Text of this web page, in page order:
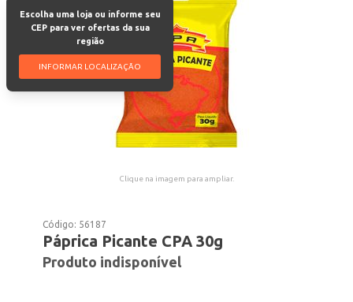
Escolha uma loja ou informe seu
CEP para ver ofertas da sua
região
INFORMAR LOCALIZAÇÃO
Clique na imagem para ampliar.
Código: 56187
Páprica Picante CPA 30g
Produto indisponível